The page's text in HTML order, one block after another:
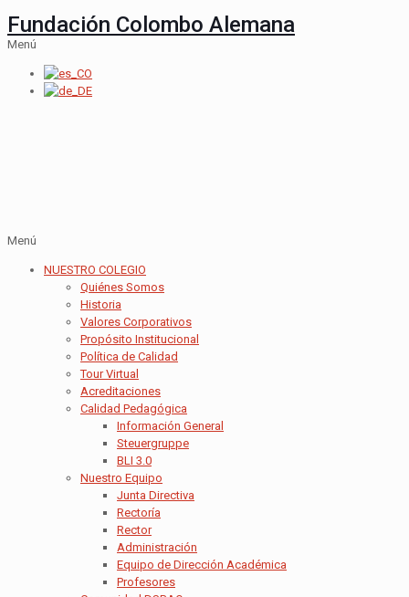
Fundación Colombo Alemana
Menú
Menú
NUESTRO COLEGIO
Quiénes Somos
Historia
Valores Corporativos
Propósito Institucional
Política de Calidad
Tour Virtual
Acreditaciones
Calidad Pedagógica
Información General
Steuergruppe
BLI 3.0
Nuestro Equipo
Junta Directiva
Rectoría
Rector
Administración
Equipo de Dirección Académica
Profesores